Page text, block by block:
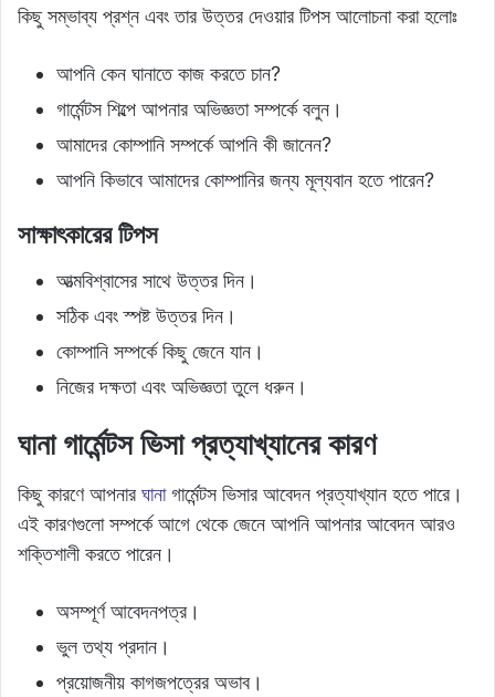
কিছু সম্ভাব্য প্রশ্ন এবং তার উত্তর দেওয়ার টিপস আলোচনা করা হলোঃ
আপনি কেন ঘানাতে কাজ করতে চান?
গার্মেন্টস শিল্পে আপনার অভিজ্ঞতা সম্পর্কে বলুন।
আমাদের কোম্পানি সম্পর্কে আপনি কী জানেন?
আপনি কিভাবে আমাদের কোম্পানির জন্য মূল্যবান হতে পারেন?
সাক্ষাৎকারের টিপস
আত্মবিশ্বাসের সাথে উত্তর দিন।
সঠিক এবং স্পষ্ট উত্তর দিন।
কোম্পানি সম্পর্কে কিছু জেনে যান।
নিজের দক্ষতা এবং অভিজ্ঞতা তুলে ধরুন।
ঘানা গার্মেন্টস ভিসা প্রত্যাখ্যানের কারণ
কিছু কারণে আপনারঘানাগার্মেন্টস ভিসার আবেদন প্রত্যাখ্যান হতে পারে।
এই কারণগুলো সম্পর্কে আগে থেকে জেনে আপনি আপনার আবেদন আরও
শক্তিশালী করতে পারেন।
অসম্পূর্ণ আবেদনপত্র।
ভুল তথ্য প্রদান।
প্রয়োজনীয় কাগজপত্রের অভাব।